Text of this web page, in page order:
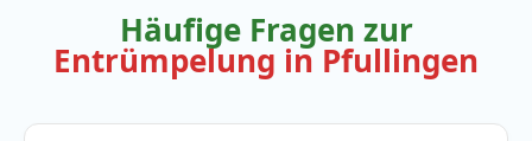
Häufige Fragen zur
Entrümpelung in Pfullingen